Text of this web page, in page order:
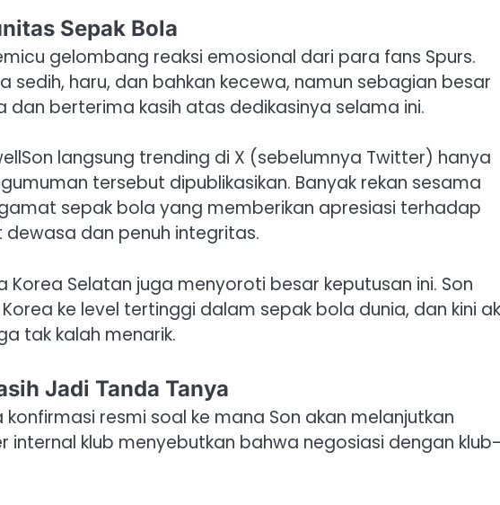
Sepak Bola
gelombang reaksi emosional dari para fans Spurs.
sedih, haru, dan bahkan kecewa, namun sebagian besar
berterima kasih atas dedikasinya selama ini.
langsung trending di X (sebelumnya Twitter) hanya
tersebut dipublikasikan. Banyak rekan sesama
sepak bola yang memberikan apresiasi terhadap
dan penuh integritas.
Selatan juga menyoroti besar keputusan ini. Son
ke level tertinggi dalam sepak bola dunia, dan kini
tak kalah menarik.
Jadi Tanda Tanya
resmi soal ke mana Son akan melanjutkan
internal klub menyebutkan bahwa negosiasi dengan